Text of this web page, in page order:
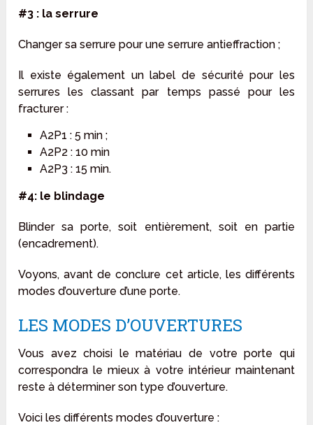
#3 : la serrure
Changer sa serrure pour une serrure antieffraction ;
Il existe également un label de sécurité pour les
serrures les classant par temps passé pour les
fracturer :
A2P1 : 5 min ;
A2P2 : 10 min
A2P3 : 15 min.
#4: le blindage
Blinder sa porte, soit entièrement, soit en partie
(encadrement).
Voyons, avant de conclure cet article, les différents
modes d’ouverture d’une porte.
LES MODES D’OUVERTURES
Vous avez choisi le matériau de votre porte qui
correspondra le mieux à votre intérieur maintenant
reste à déterminer son type d’ouverture.
Voici les différents modes d’ouverture :